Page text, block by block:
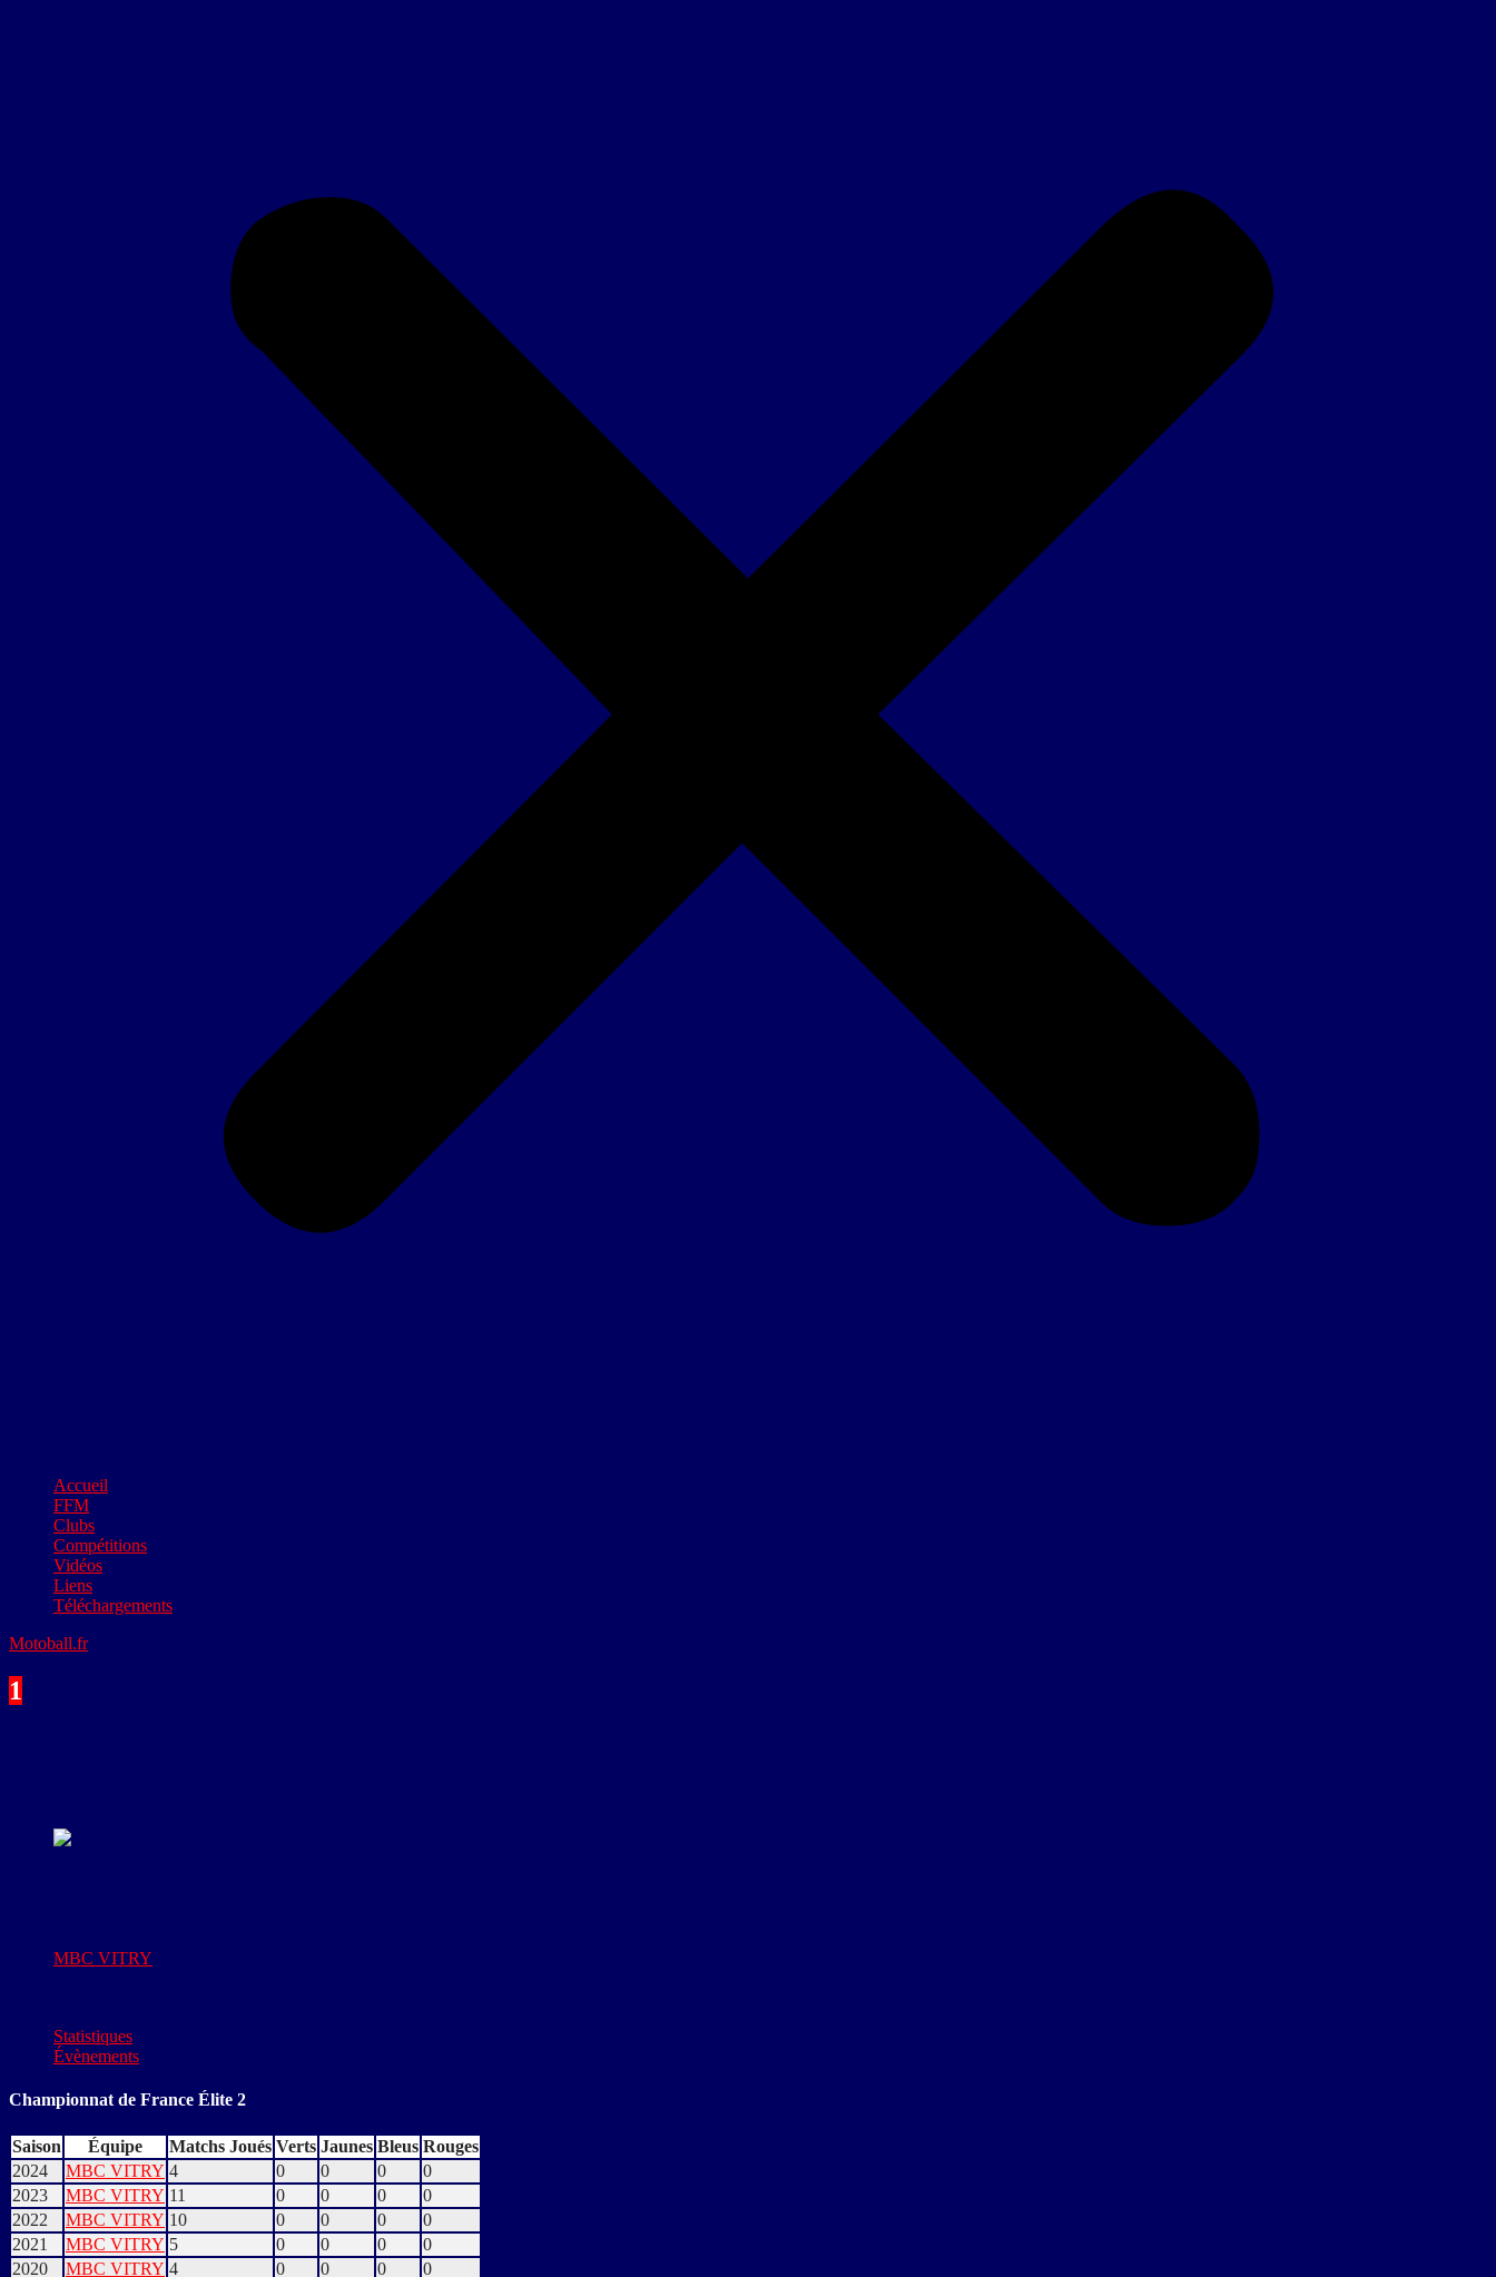
Accueil
FFM
Clubs
Compétitions
Vidéos
Liens
Téléchargements
Motoball.fr>
1
MBC VITRY
Statistiques
Évènements
Championnat de France Élite 2
Saison Équipe Matchs Joués Verts Jaunes Bleus Rouges
2024
MBC VITRY 4 0 0 0
0
2023
MBC VITRY 11 0 0 0
0
2022
MBC VITRY 10 0 0 0
0
2021
MBC VITRY 5 0 0 0
0
2020
MBC VITRY 4 0 0 0 0